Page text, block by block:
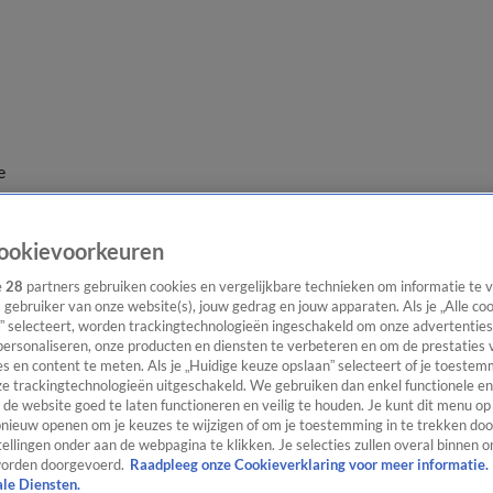
28 partners gebruiken cookies en vergelijkbare technieken om informatie te
gebruiker van onze website(s), jouw gedrag en jouw apparaten. Als je „Alle
selecteert, worden trackingtechnologieën ingeschakeld om onze
onze producten en diensten te verbeteren en om de prestaties
en content te meten. Als je „Huidige keuze opslaan” selecteert of je
trackingtechnologieën uitgeschakeld. We gebruiken dan enkel functionele
de website goed te laten functioneren en veilig te houden. Je kunt dit menu
openen om je keuzes te wijzigen of om je toestemming in te trekken
onder aan de webpagina te klikken. Je selecties zullen overal binnen
doorgevoerd. Raadpleeg onze Cookieverklaring voor meer informatie.
Diensten.